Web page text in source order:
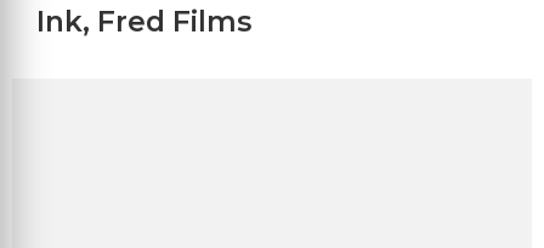
Ink, Fred Films